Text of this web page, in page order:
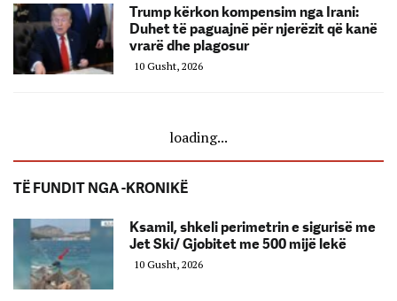
Trump kërkon kompensim nga Irani:
Duhet të paguajnë për njerëzit që kanë
vrarë dhe plagosur
10 Gusht, 2026
loading...
TË FUNDIT NGA -KRONIKË
Ksamil, shkeli perimetrin e sigurisë me
Jet Ski/ Gjobitet me 500 mijë lekë
10 Gusht, 2026